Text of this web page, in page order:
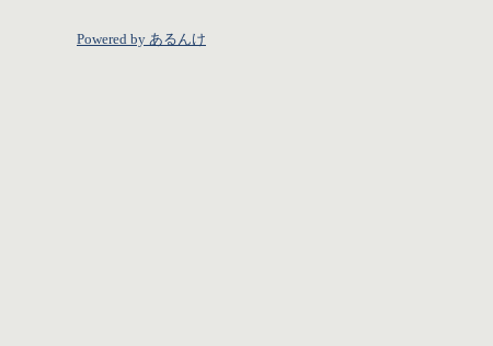
Powered by あるんけ